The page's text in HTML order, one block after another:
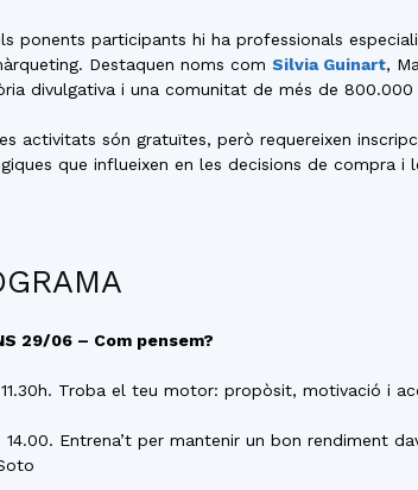
ponents participants hi ha professionals
Destaquen noms com Silvia Guinart,
divulgativa i una comunitat de més de 800.000
activitats són gratuïtes, però requereixen
que influeixen en les decisions de compra i
29/06 – Com pensem?
Troba el teu motor: propòsit, motivació i
14.00. Entrena’t per mantenir un bon rendiment